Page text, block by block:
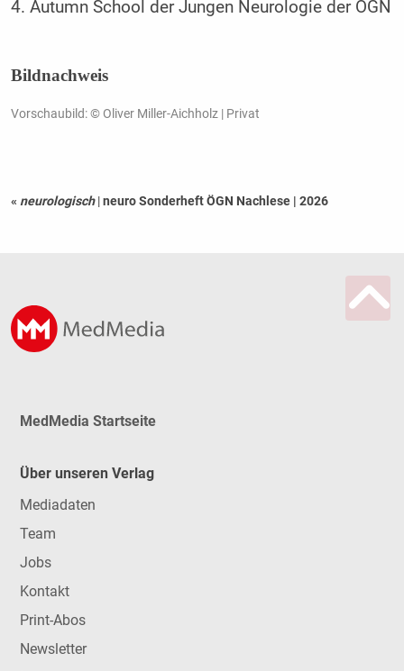
4. Autumn School der Jungen Neurologie der ÖGN
Bildnachweis
Vorschaubild: © Oliver Miller-Aichholz | Privat
« neurologisch |neuro Sonderheft ÖGN Nachlese | 2026
MedMedia Startseite
Über unseren Verlag
Mediadaten
Team
Jobs
Kontakt
Print-Abos
Newsletter